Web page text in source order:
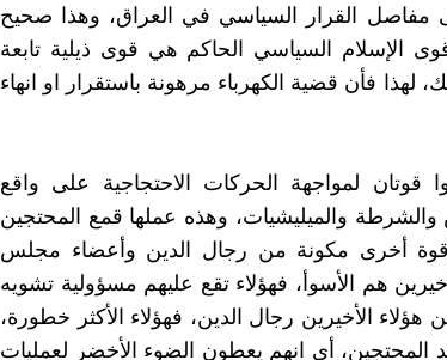
مفاصل القرار السياسي في العراق، وهذا صحيح
الإسلام السياسي الحاكم هي قوى ذيلية تابعة
لهذا فأن قضية الكهرباء مرهونة باستقرار او انهاء
قوتان لمواجهة الحركات الاحتجاجية على واقع
والشرطة والميليشيات، وهذه عملها قمع المحتجين
أخرى مكونة من رجال الدين وأعضاء مجلس
هم الأسوأ، فهؤلاء تقع عليهم مسؤولية تشويه
الأخيرين رجال الدين، فهؤلاء الأكثر خطورة،
المحتجين، أي انهم يعطون الضوء الأخضر لعمليات